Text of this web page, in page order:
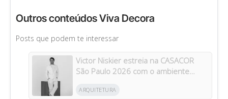
Outros conteúdos Viva Decora
Posts que podem te interessar
Victor Niskier estreia na CASACOR
São Paulo 2026 com o ambiente
ARQUITETURA